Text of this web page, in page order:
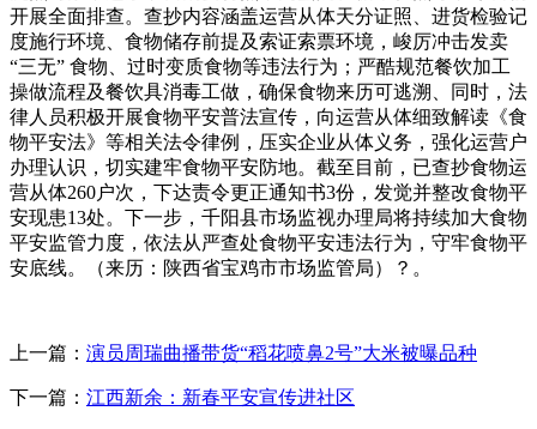
开展全面排查。查抄内容涵盖运营从体天分证照、进货检验记
度施行环境、食物储存前提及索证索票环境，峻厉冲击发卖
“三无” 食物、过时变质食物等违法行为；严酷规范餐饮加工
操做流程及餐饮具消毒工做，确保食物来历可逃溯、同时，法
律人员积极开展食物平安普法宣传，向运营从体细致解读《食
物平安法》等相关法令律例，压实企业从体义务，强化运营户
办理认识，切实建牢食物平安防地。截至目前，已查抄食物运
营从体260户次，下达责令更正通知书3份，发觉并整改食物平
安现患13处。下一步，千阳县市场监视办理局将持续加大食物
平安监管力度，依法从严查处食物平安违法行为，守牢食物平
安底线。（来历：陕西省宝鸡市市场监管局）？。
上一篇： 演员周瑞曲播带货“稻花喷鼻2号”大米被曝品种
下一篇： 江西新余：新春平安宣传进社区